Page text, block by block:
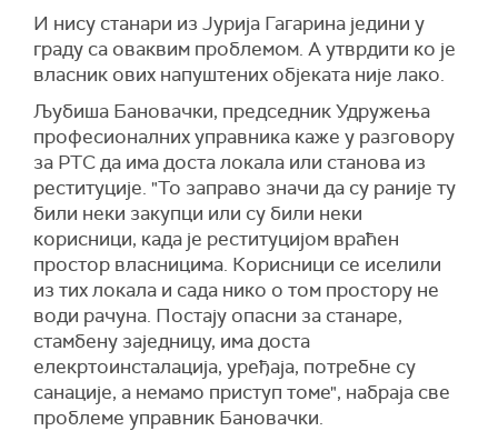
И нису станари из Јурија Гагарина једини у
граду са оваквим проблемом. А утврдити ко је
власник ових напуштених објеката није лако.
Љубиша Бановачки, председник Удружења
професионалних управника каже у разговору
за РТС да има доста локала или станова из
реституције. "То заправо значи да су раније ту
били неки закупци или су били неки
корисници, када је реституцијом враћен
простор власницима. Корисници се иселили
из тих локала и сада нико о том простору не
води рачуна. Постају опасни за станаре,
стамбену заједницу, има доста
елекртоинсталација, уређаја, потребне су
санације, а немамо приступ томе", набраја све
проблеме управник Бановачки.